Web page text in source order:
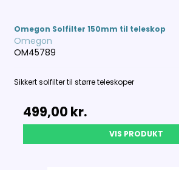
Omegon Solfilter 150mm til teleskop
Omegon
OM45789
Sikkert solfilter til større teleskoper
499,00 kr.
VIS PRODUKT